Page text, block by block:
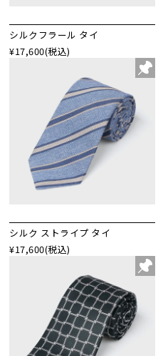
シルクフラール タイ
¥17,600(税込)
シルク ストライプ タイ
¥17,600(税込)